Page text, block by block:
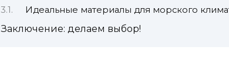
Идеальные материалы для морского
Заключение: делаем выбор!